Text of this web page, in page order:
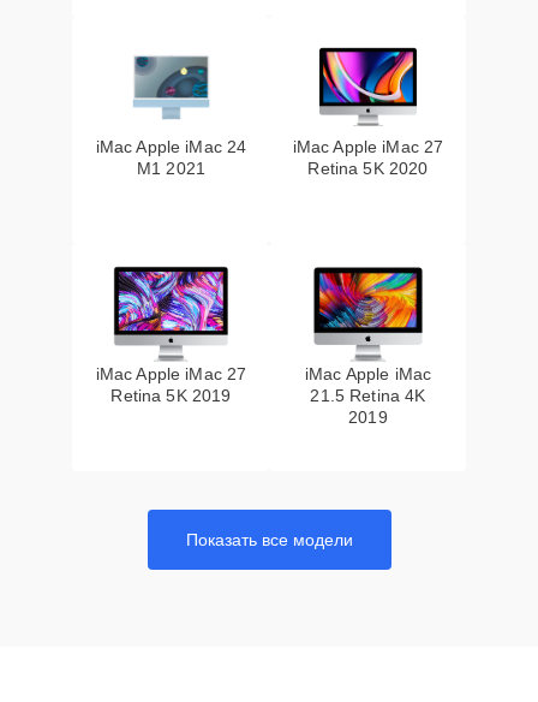
iMac Apple iMac 24
M1 2021
iMac Apple iMac 27
Retina 5K 2020
iMac Apple iMac 27
Retina 5K 2019
iMac Apple iMac
21.5 Retina 4K
2019
Показать все модели